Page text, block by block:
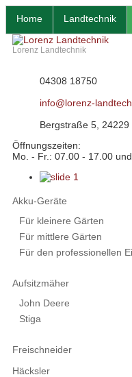
Home Landtechnik
Lorenz Landtechnik
04308 18750
info@lorenz-
Bergstraße 5, 24229
Öffnungszeiten:
Mo. - Fr.: 07.00 - 17.00
Akku-Geräte
Für kleinere Gärten
Für mittlere Gärten
Für den professionellen
Aufsitzmäher
John Deere
Stiga
Freischneider
Häcksler